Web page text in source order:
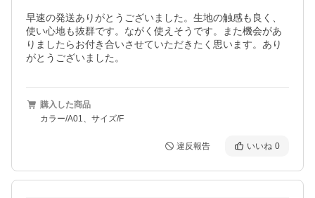
早速の発送ありがとうございました。生地の触感も良く、
使い心地も抜群です。ながく使えそうです。また機会があ
りましたらお付き合いさせていただきたく思います。あり
がとうございました。
購入した商品
カラー/A01、サイズ/F
違反報告 いいね 0